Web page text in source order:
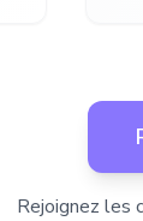
Rejoignez les